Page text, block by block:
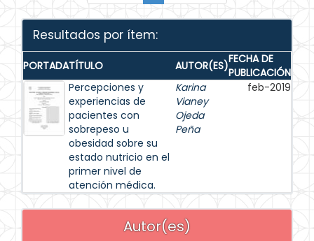
Resultados por ítem:
PORTADATÍTULO AUTOR(ES)FECHA DE
PUBLICACIÓN
Percepciones y
experiencias de
pacientes con
sobrepeso u
obesidad sobre su
estado nutricio en el
primer nivel de
atención médica.
Karina
Vianey
Ojeda
Peña
feb-2019
Autor(es)